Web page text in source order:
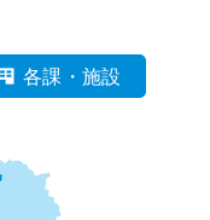
各課・施設